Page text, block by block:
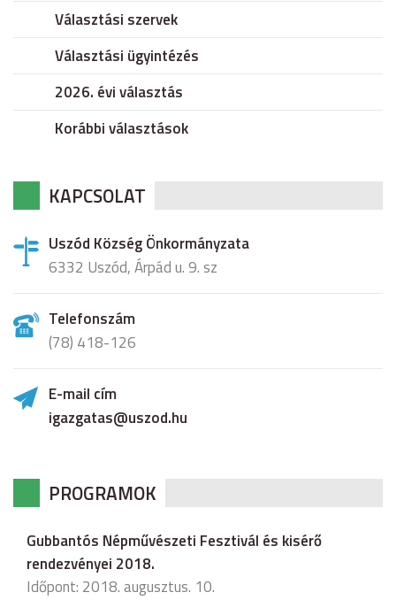
Választási szervek
Választási ügyintézés
2026. évi választás
Korábbi választások
KAPCSOLAT
Uszód Község Önkormányzata
6332 Uszód, Árpád u. 9. sz
Telefonszám
(78) 418-126
E-mail cím
igazgatas@uszod.hu
PROGRAMOK
Gubbantós Népművészeti Fesztivál és kisérő
rendezvényei 2018.
Időpont: 2018. augusztus. 10.